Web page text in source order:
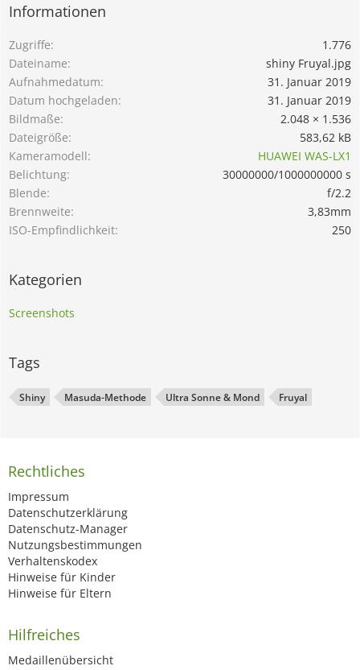
Informationen
Zugriffe
1.776
Dateiname
shiny Fruyal.jpg
Aufnahmedatum
31. Januar 2019
Datum hochgeladen
31. Januar 2019
Bildmaße
2.048 × 1.536
Dateigröße
583,62 kB
Kameramodell
HUAWEI WAS-LX1
Belichtung
30000000/1000000000 s
Blende
f/2.2
Brennweite
3,83mm
ISO-Empfindlichkeit
250
Kategorien
Screenshots
Tags
Shiny Masuda-Methode Ultra Sonne & Mond Fruyal
Rechtliches
Impressum
Datenschutzerklärung
Datenschutz-Manager
Nutzungsbestimmungen
Verhaltenskodex
Hinweise für Kinder
Hinweise für Eltern
Hilfreiches
Medaillenübersicht